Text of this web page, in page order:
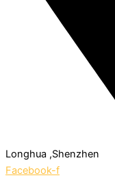
Longhua ,Shenzhen
Facebook-f